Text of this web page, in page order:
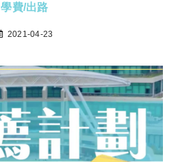
學費/出路
2021-04-23